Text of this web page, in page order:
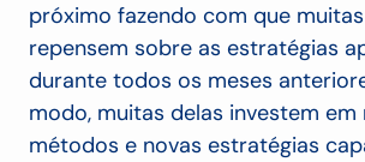
próximo fazendo com que
repensem sobre as estratégias
durante todos os meses
modo, muitas delas investem em
métodos e novas estratégias